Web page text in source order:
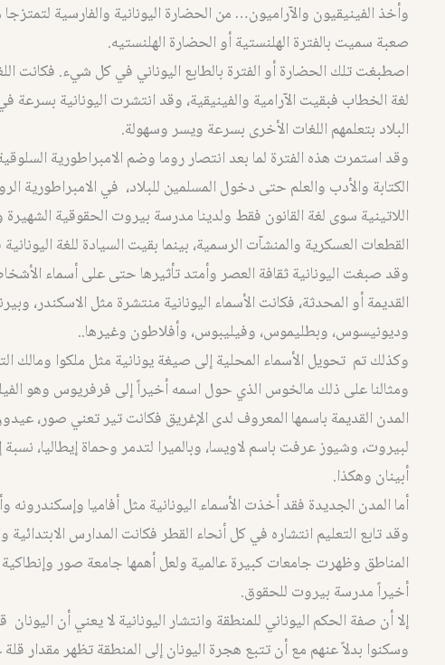
وأخذ الفينيقيون والآراميون… من الحضارة اليونانية والفارسية
صعبة سميت بالفترة الهلنستية أو الحضارة الهلنستيه.
اصطبغت تلك الحضارة أو الفترة بالطابع اليوناني في كل شيء. فكانت
لغة الخطاب فبقيت الآرامية والفينيقية، وقد انتشرت اليونانية
البلاد بتعلمهم اللغات الأخرى بسرعة ويسر وسهولة.
وقد استمرت هذه الفترة لما بعد انتصار روما وضم الامبراطورية
الكتابة والأدب والعلم حتى دخول المسلمين للبلاد، في الامبراطورية
اللاتينية سوى لغة القانون فقط ولدينا مدرسة بيروت الحقوقية الشهيرة
القطعات العسكرية والمنشآت الرسمية، بينما بقيت السيادة للغة اليونانية
وقد صبغت اليونانية ثقافة العصر وأمتد تأثيرها حتى على أسماء
القديمة أو المحدثة، فكانت الأسماء اليونانية منتشرة مثل الاسكندر،
وديونيسوس، وبطليموس، وفيليبوس، وأفلاطون وغيرها..
وكذلك تم تحويل الأسماء المحلية إلى صيغة يونانية مثل ملكوا ومالك
ومثالنا على ذلك مالخوس الذي حول اسمه أخيراً إلى فرفريوس وهو
المدن القديمة باسمها المعروف لدى الإغريق فكانت تير تعني صور،
لبيروت، وشيوز عرفت باسم لاويسا، وبالميرا لتدمر وحماة إيطاليا،
أبينان وهكذا.
أما المدن الجديدة فقد أخذت الأسماء اليونانية مثل أفاميا
وقد تابع التعليم انتشاره في كل أنحاء القطر فكانت المدارس الابتدائية
المناطق وظهرت جامعات كبيرة عالمية ولعل أهمها جامعة صور
أخيراً مدرسة بيروت للحقوق.
إلا أن صفة الحكم اليوناني للمنطقة وانتشار اليونانية لا يعني أن
وسكنوا بدلاً عنهم مع أن تتبع هجرة اليونان إلى المنطقة تظهر مقدار